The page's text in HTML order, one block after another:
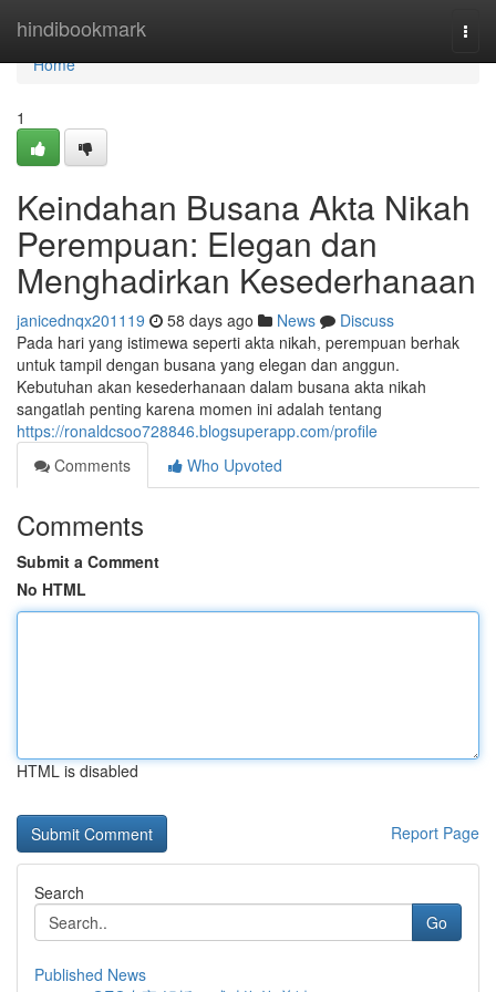
hindibookmark
Home
Home
1
Keindahan Busana Akta Nikah
Perempuan: Elegan dan
Menghadirkan Kesederhanaan
janicednqx201119 58 days ago News
Discuss
Pada hari yang istimewa seperti akta nikah, perempuan berhak
untuk tampil dengan busana yang elegan dan anggun.
Kebutuhan akan kesederhanaan dalam busana akta nikah
sangatlah penting karena momen ini adalah tentang
https://ronaldcsoo728846.blogsuperapp.com/profile
Comments
Who Upvoted
Comments
Submit a Comment
No HTML
HTML is disabled
Report Page
Search
Go
Published News